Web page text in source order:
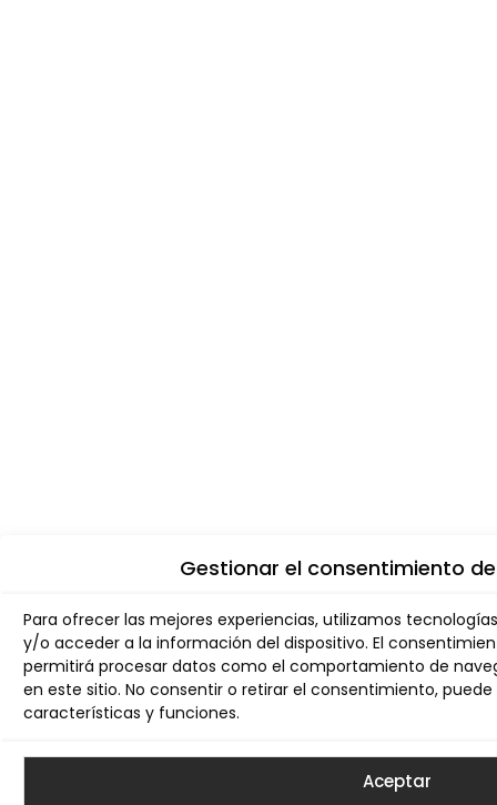
Gestionar el consentimiento
Para ofrecer las mejores experiencias, utilizamos
y/o acceder a la información del dispositivo. El
permitirá procesar datos como el comportamiento de
en este sitio. No consentir o retirar el consentimiento,
características y funciones.
Aceptar